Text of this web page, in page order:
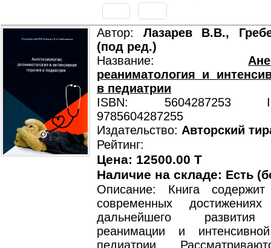
Автор: Лазарев В.В.,
(под ред.)
Название:
реаниматология и
в педиатрии
ISBN: 5604287253
9785604287255
Издательство: Авторский
Рейтинг:
Цена: 12500.00 T
Наличие на складе: Есть
Описание: Книга
современных
дальнейшего развития
реанимации и
педиатрии.